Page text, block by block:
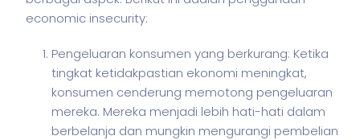
economic insecurity:
Pengeluaran konsumen yang berkurang: Ketika
tingkat ketidakpastian ekonomi meningkat,
konsumen cenderung memotong pengeluaran
mereka. Mereka menjadi lebih hati-hati dalam
berbelanja dan mungkin mengurangi pembelian